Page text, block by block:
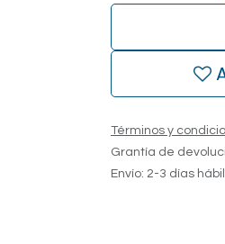
Términos y
Grantía de
Envío: 2-3 días